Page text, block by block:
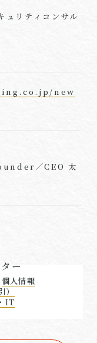
リティコンサル
new
／CEO 太
ー
個人情報
IT